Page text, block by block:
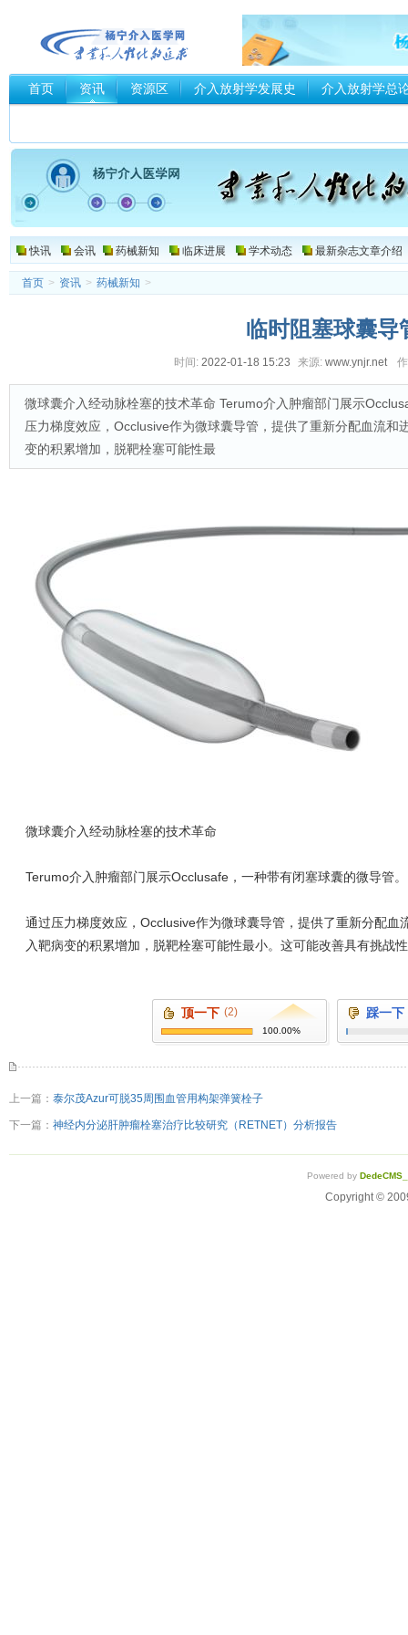
首页 资讯 资源区 介入放射学发展史 介入放射学总
快讯 会讯 药械新知 临床进展 学术动态 最新杂志文章介绍
首页 > 资讯 > 药械新知 >
临时阻塞球囊导
时间: 2022-01-18 15:23 来源: www.ynjr.net
微球囊介入经动脉栓塞的技术革命 Terumo介入肿瘤部门展示
压力梯度效应，Occlusive作为微球囊导管，提供了重新分配血流和
变的积累增加，脱靶栓塞可能性最
微球囊介入经动脉栓塞的技术革命
Terumo介入肿瘤部门展示Occlusafe，一种带有闭塞球囊的微导管。
通过压力梯度效应，Occlusive作为微球囊导管，提供了重新分配血
入靶病变的积累增加，脱靶栓塞可能性最小。这可能改善具有挑战
顶一下 (2)
100.00%
踩一下
上一篇： 泰尔茂Azur可脱35周围血管用构架弹簧栓子
下一篇： 神经内分泌肝肿瘤栓塞治疗比较研究（RETNET）分析报告
Powered by
Copyright ©